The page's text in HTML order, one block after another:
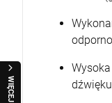
WIĘCEJ